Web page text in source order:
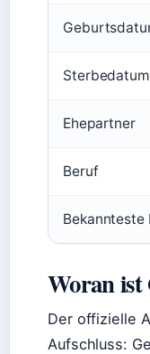
Sterbedatum
Ehepartner
Beruf
Bekannteste
Woran ist
Der offizielle
Aufschluss: